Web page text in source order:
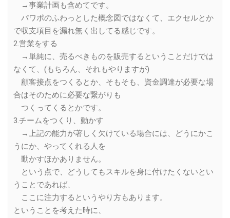
→事業計画も含めてです。
パワポのふわっとした概念図ではなくて、エクセルとか
で収支項目を漏れ無く出してる感じです。
2.営業をする
→単純に、売るべきものを販売するということだけでは
なくて、(もちろん、それもやりますが)
顧客接点をつくるとか、そもそも、資金調達が必要な場
合はそのために必要な繋がりも
つくってくるとかです。
3.チームをつくり、動かす
→上記の能力が著しく欠けている場合には、どうにかこ
うにか、やってくれる人を
動かすほかありません。
という点で、どうしてもスキルを身に付けたくないとい
うことであれば、
ここに注力するというやり方もあります。
ということを考えた時に、